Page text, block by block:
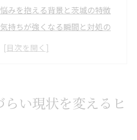
みを抱える背景と茨城の特徴
持ちが強くなる瞬間と対処の
い現状を変えるヒ